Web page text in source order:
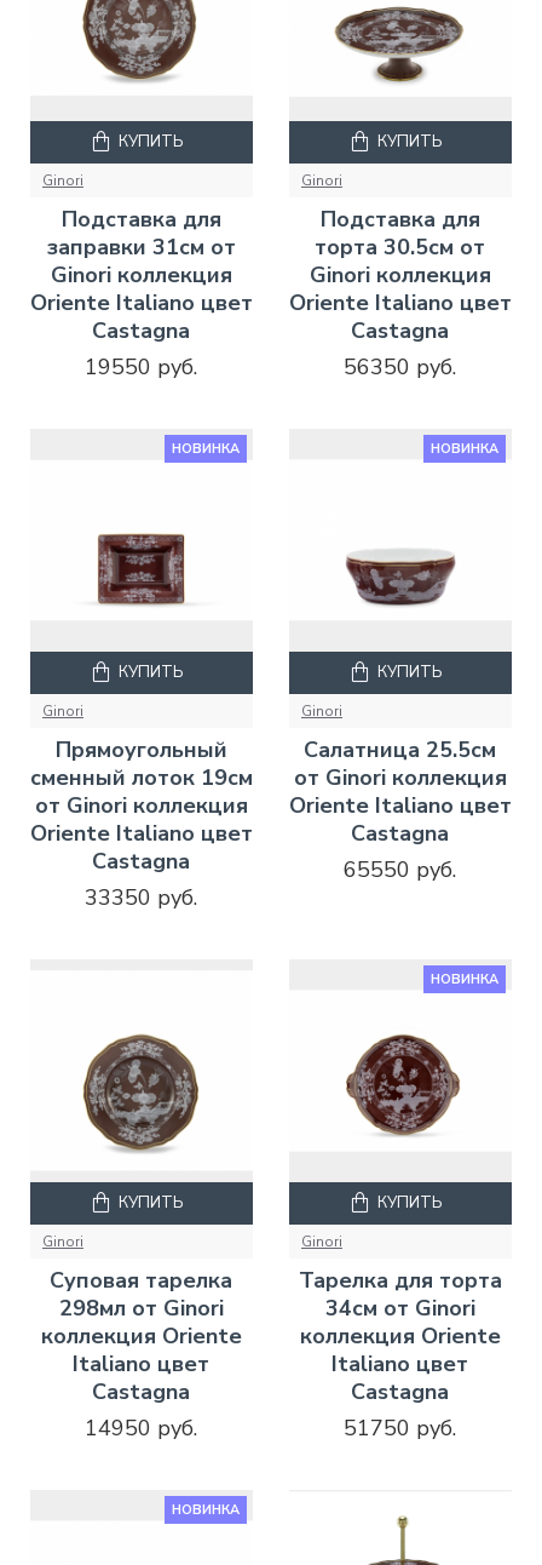
Ginori
Подставка для
заправки 31см от
Ginori коллекция
Oriente Italiano цвет
Castagna
19550 руб.
КУПИТЬ
Ginori
Подставка для
торта 30.5см от
Ginori коллекция
Oriente Italiano цвет
Castagna
56350 руб.
КУПИТЬ
НОВИНКА
Ginori
Прямоугольный
сменный лоток 19см
от Ginori коллекция
Oriente Italiano цвет
Castagna
33350 руб.
КУПИТЬ
НОВИНКА
Ginori
Салатница 25.5см
от Ginori коллекция
Oriente Italiano цвет
Castagna
65550 руб.
КУПИТЬ
Ginori
Суповая тарелка
298мл от Ginori
коллекция Oriente
Italiano цвет
Castagna
14950 руб.
КУПИТЬ
НОВИНКА
Ginori
Тарелка для торта
34см от Ginori
коллекция Oriente
Italiano цвет
Castagna
51750 руб.
КУПИТЬ
НОВИНКА